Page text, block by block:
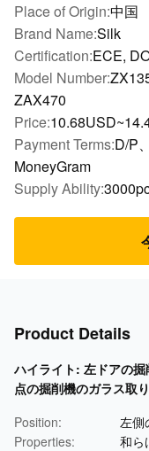
Place of Origin:中国
Brand Name:Silk
Certification:ECE,
Model Number:
ZAX470
Price:
Payment Terms:D/P
MoneyGram
Supply Ability:
Product Details
ハイライト: 左ドアの掘
点の掘削機のガラス取
Position:
左側
Properties:
和ら